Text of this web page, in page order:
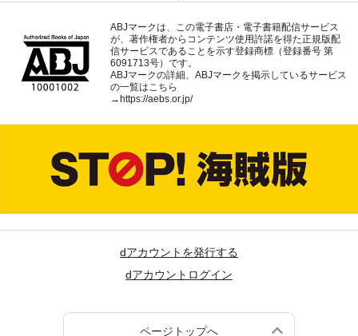
ABJマークは、この電子書店・電子書籍配信サービス
が、著作権者からコンテンツ使用許諾を得た正規版配
信サービスであることを示す登録商標（登録番号 第
6091713号）です。
ABJマークの詳細、ABJマークを掲示しているサービス
の一覧はこちら
→https://aebs.or.jp/
dアカウントを発行する
dアカウントログイン
ページトップへ